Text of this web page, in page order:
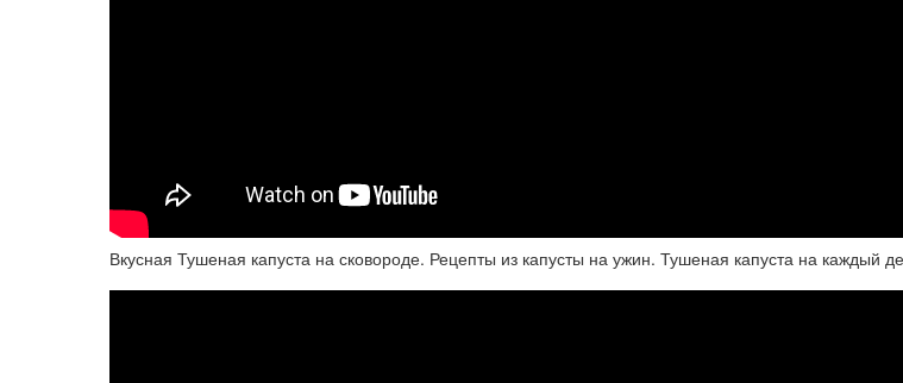
Вкусная Тушеная капуста на сковороде. Рецепты из капусты на ужин. Тушеная капуста на каждый